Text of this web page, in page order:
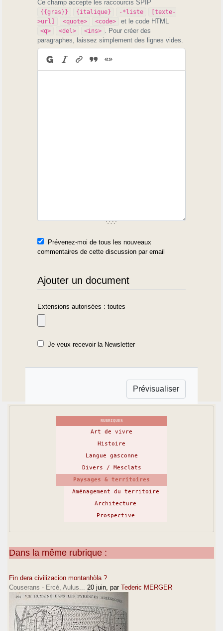
Ce champ accepte les raccourcis SPIP
{{gras}} {italique} -*liste
[texte-
>url]
<quote> <code> et le code HTML
<q> <del> <ins>
. Pour créer des
paragraphes, laissez simplement des lignes vides.
Prévenez-moi de tous les nouveaux
commentaires de cette discussion par email
Ajouter un document
Extensions autorisées : toutes
Je veux recevoir la Newsletter
RUBRIQUES
Art de vivre
Histoire
Langue gasconne
Divers / Mesclats
Paysages & territoires
Aménagement du territoire
Architecture
Prospective
Dans la même rubrique :
Fin dera civilizacion montanhòla ?
Couserans - Ercé, Aulus...
20 juin , par Tederic MERGER